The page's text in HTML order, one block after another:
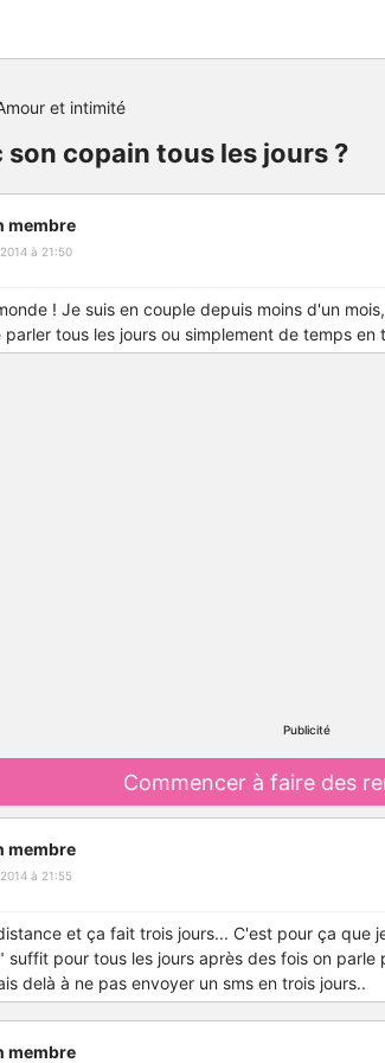
et intimité
son copain tous les jours ?
membre
à 21:50
! Je suis en couple depuis moins d'un
tous les jours ou simplement de temps
Publicité
Commencer à faire des
membre
à 21:55
et ça fait trois jours... C'est pour ça que
suffit pour tous les jours après des fois on
delà à ne pas envoyer un sms en trois jours..
membre